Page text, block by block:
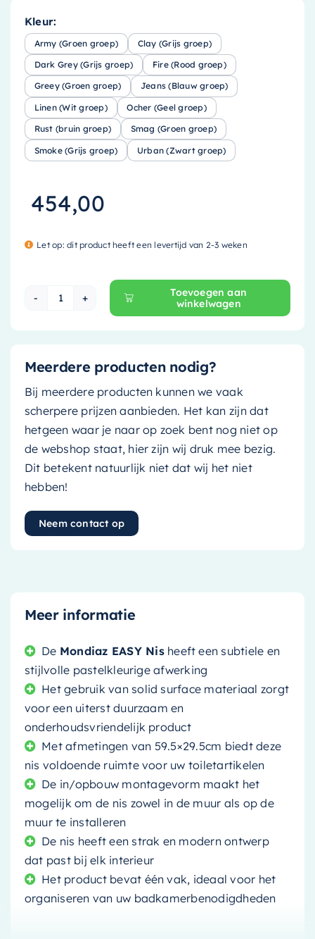
Kleur:
Army (Groen groep) Clay (Grijs groep)
Dark Grey (Grijs groep) Fire (Rood groep)
Greey (Groen groep) Jeans (Blauw groep)
Linen (Wit groep) Ocher (Geel groep)
Rust (bruin groep) Smag (Groen groep)
Smoke (Grijs groep) Urban (Zwart groep)
454,00
Let op: dit product heeft een levertijd van 2-3 weken
Mondiaz EASY Nis - 59.5x29.5cm - solid
Toevoegen aan
winkelwagen
Meerdere producten nodig?
Bij meerdere producten kunnen we vaak
scherpere prijzen aanbieden. Het kan zijn dat
hetgeen waar je naar op zoek bent nog niet op
de webshop staat, hier zijn wij druk mee bezig.
Dit betekent natuurlijk niet dat wij het niet
hebben!
Neem contact op
Meer informatie
De Mondiaz EASY Nisheeft een subtiele en
stijlvolle pastelkleurige afwerking
Het gebruik van solid surface materiaal zorgt
voor een uiterst duurzaam en
onderhoudsvriendelijk product
Met afmetingen van 59.5×29.5cm biedt deze
nis voldoende ruimte voor uw toiletartikelen
De in/opbouw montagevorm maakt het
mogelijk om de nis zowel in de muur als op de
muur te installeren
De nis heeft een strak en modern ontwerp
dat past bij elk interieur
Het product bevat één vak, ideaal voor het
organiseren van uw badkamerbenodigdheden